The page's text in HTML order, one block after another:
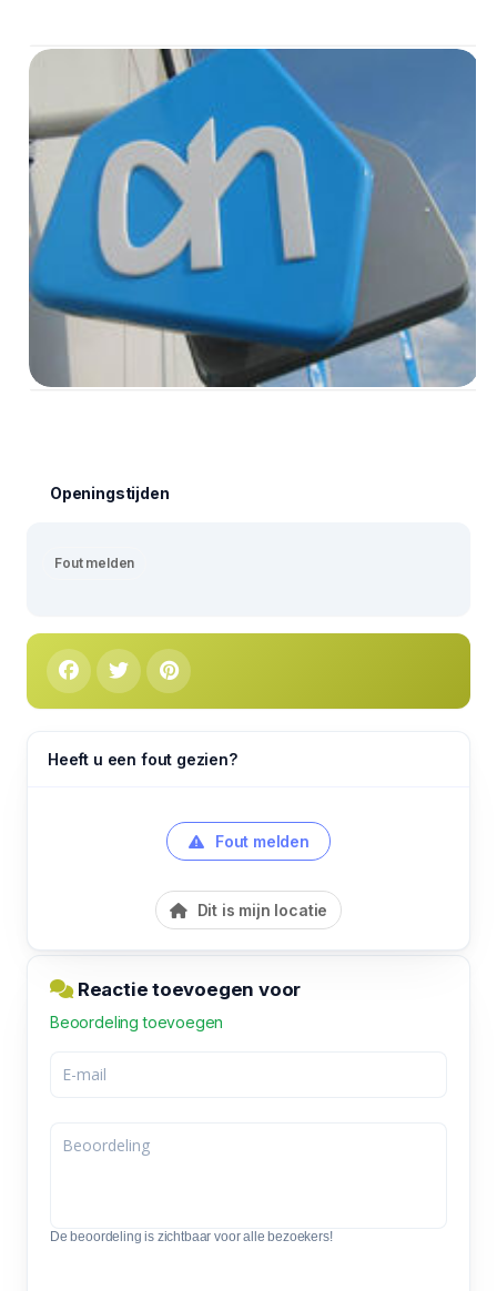
Openingstijden
Fout melden
Heeft u een fout gezien?
Fout melden
Dit is mijn locatie
Reactie toevoegen voor
Beoordeling toevoegen
De beoordeling is zichtbaar voor alle bezoekers!